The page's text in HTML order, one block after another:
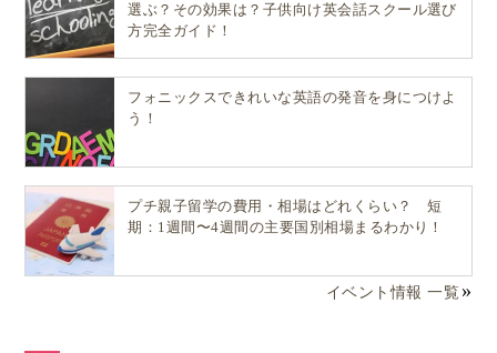
選ぶ？その効果は？子供向け英会話スクール選び
方完全ガイド！
フォニックスできれいな英語の発音を身につけよ
う！
プチ親子留学の費用・相場はどれくらい？ 短
期：1週間〜4週間の主要国別相場まるわかり！
イベント情報 一覧